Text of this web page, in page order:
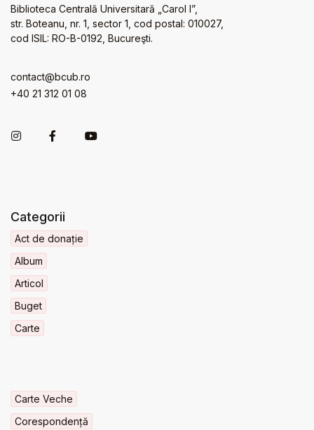
Biblioteca Centrală Universitară „Carol I”,
str. Boteanu, nr. 1, sector 1, cod postal: 010027,
cod ISIL: RO-B-0192, Bucureşti.
contact@bcub.ro
+40 21 312 01 08
Categorii
Act de donație
Album
Articol
Buget
Carte
Carte Veche
Corespondență